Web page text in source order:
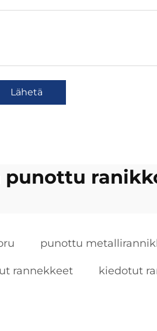
Lähetä
punottu
punottu
rannekkeet kiedotut